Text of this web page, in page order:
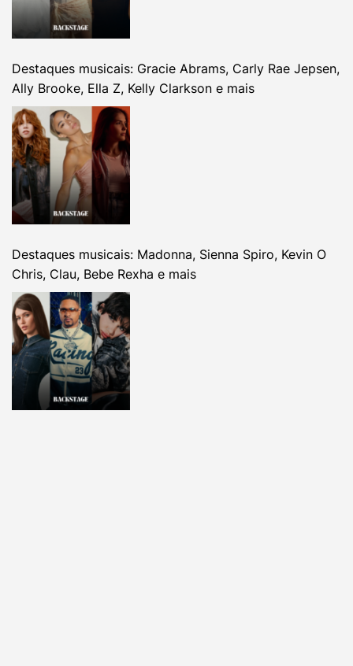
Destaques musicais: Gracie Abrams, Carly Rae Jepsen,
Ally Brooke, Ella Z, Kelly Clarkson e mais
Destaques musicais: Madonna, Sienna Spiro, Kevin O
Chris, Clau, Bebe Rexha e mais